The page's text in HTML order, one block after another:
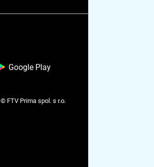
Google Play
© FTV Prima spol. s r.o.